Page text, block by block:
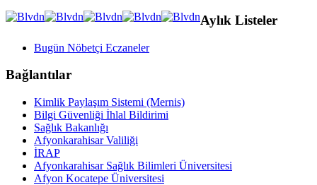
Aylık Listeler
Bugün Nöbetçi Eczaneler
Bağlantılar
Kimlik Paylaşım Sistemi (Mernis)
Bilgi Güvenliği İhlal Bildirimi
Sağlık Bakanlığı
Afyonkarahisar Valiliği
İRAP
Afyonkarahisar Sağlık Bilimleri Üniversitesi
Afyon Kocatepe Üniversitesi